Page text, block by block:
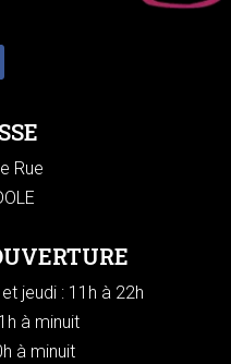
Rue
jeudi : 11h à 22h
à minuit
à minuit